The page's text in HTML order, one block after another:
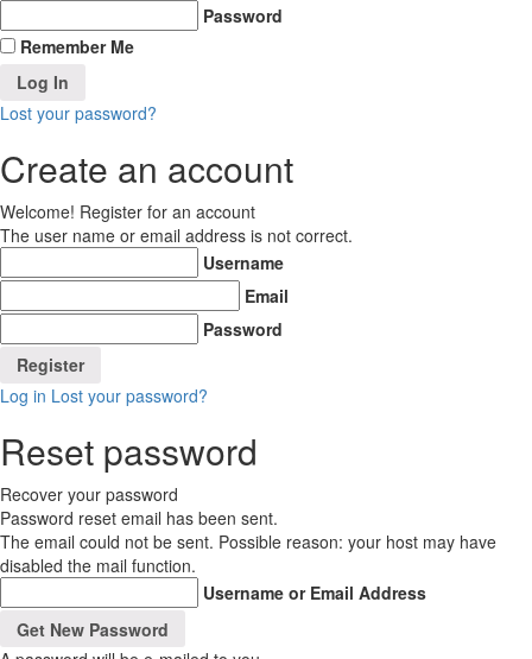
Password
Remember Me
Lost your password?
Create an account
Welcome! Register for an account
The user name or email address is not correct.
Username
Email
Password
Log in Lost your password?
Reset password
Recover your password
Password reset email has been sent.
The email could not be sent. Possible reason: your host may have
disabled the mail function.
Username or Email Address